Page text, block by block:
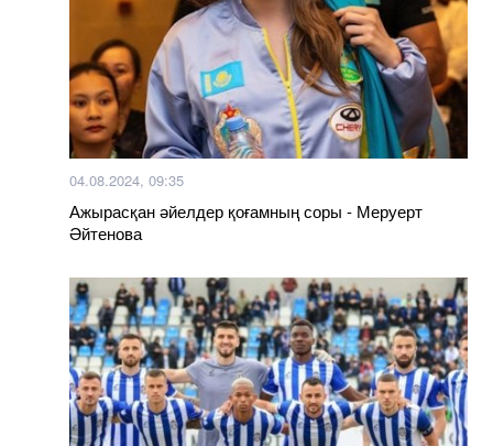
04.08.2024, 09:35
Ажырасқан әйелдер қоғамның соры - Меруерт
Әйтенова